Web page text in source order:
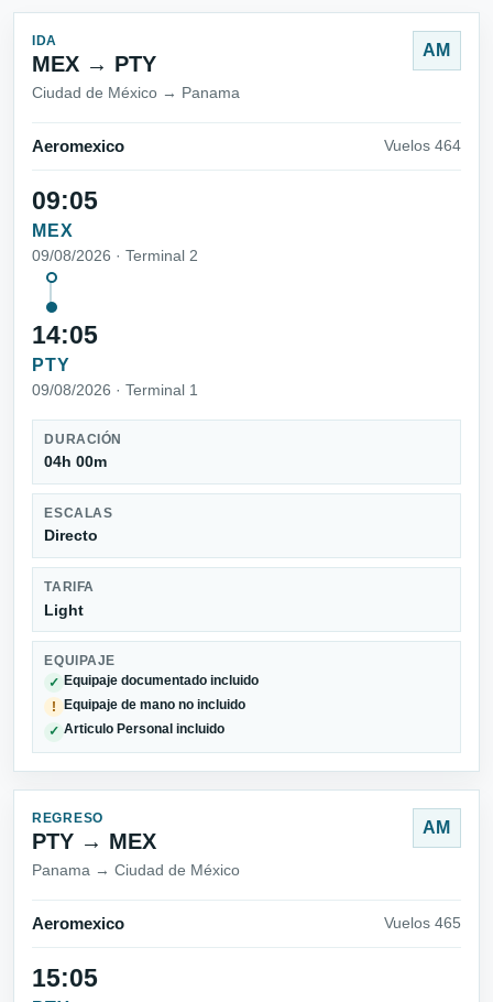
IDA
MEX → PTY
Ciudad de México → Panama
AM
Aeromexico Vuelos 464
09:05
MEX
09/08/2026 · Terminal 2
14:05
PTY
09/08/2026 · Terminal 1
DURACIÓN
04h 00m
ESCALAS
Directo
TARIFA
Light
EQUIPAJE
✓ Equipaje documentado incluido
! Equipaje de mano no incluido
✓ Articulo Personal incluido
REGRESO
PTY → MEX
Panama → Ciudad de México
AM
Aeromexico Vuelos 465
15:05